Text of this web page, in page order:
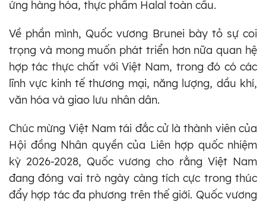
ứng hàng hóa, thực phẩm Halal toàn cầu.
Về phần mình, Quốc vương Brunei bày tỏ sự coi
trọng và mong muốn phát triển hơn nữa quan hệ
hợp tác thực chất với Việt Nam, trong đó có các
lĩnh vực kinh tế thương mại, năng lượng, dầu khí,
văn hóa và giao lưu nhân dân.
Chúc mừng Việt Nam tái đắc cử là thành viên của
Hội đồng Nhân quyền của Liên hợp quốc nhiệm
kỳ 2026-2028, Quốc vương cho rằng Việt Nam
đang đóng vai trò ngày càng tích cực trong thúc
đẩy hợp tác đa phương trên thế giới. Quốc vương